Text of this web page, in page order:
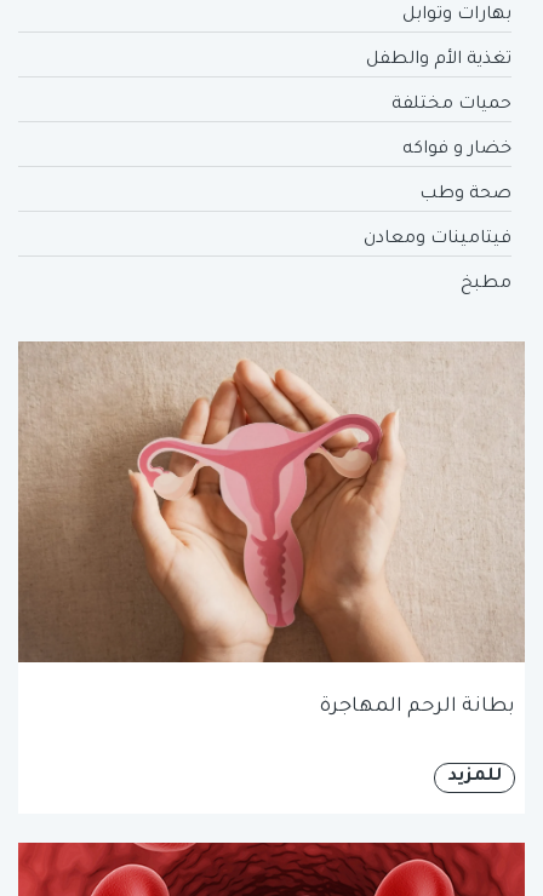
بهارات وتوابل
تغذية الأم والطفل
حميات مختلفة
خضار و فواكه
صحة وطب
فيتامينات ومعادن
مطبخ
بطانة الرحم المهاجرة
للمزيد